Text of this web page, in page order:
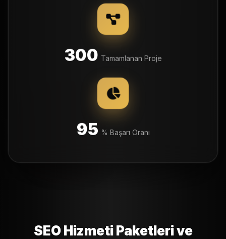
300
95
SEO Hizmeti Paketleri ve